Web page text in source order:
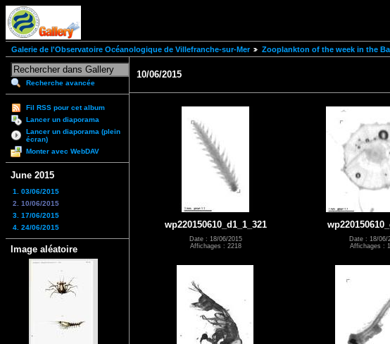
Galerie de l'Observatoire Océanologique de Villefranche-sur-Mer Zooplankton of the week in the
Recherche avancée
Fil RSS pour cet album
Lancer un diaporama
Lancer un diaporama (plein
écran)
Monter avec WebDAV
June 2015
1. 03/06/2015
2. 10/06/2015
3. 17/06/2015
4. 24/06/2015
Image aléatoire
10/06/2015
wp220150610_d1_1_321
Date : 18/06/2015
Affichages : 2218
Date : 18/06/
Affichages :